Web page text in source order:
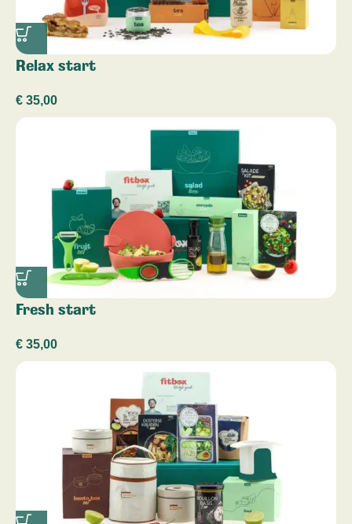
Relax start
€ 35,00
Fresh start
€ 35,00